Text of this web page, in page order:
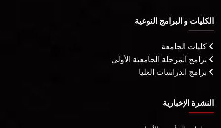
الكليات و البرامج النوعية
كليات الجامعة
برامج المرحلة الجامعية الأولى
برامج الدراسات العليا
النشرة الإخبارية